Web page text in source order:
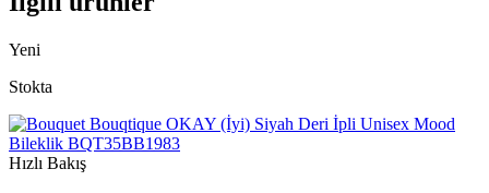
Yeni
Stokta
Hızlı Bakış